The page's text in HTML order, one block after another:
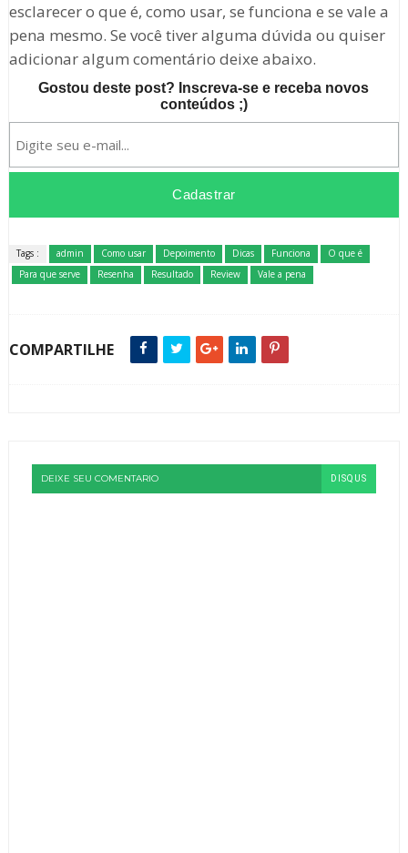
esclarecer o que é, como usar, se funciona e se vale a
pena mesmo. Se você tiver alguma dúvida ou quiser
adicionar algum comentário deixe abaixo.
Gostou deste post? Inscreva-se e receba novos
conteúdos ;)
Tags : admin Como usar Depoimento Dicas Funciona
O que é
Para que serve
Resenha Resultado Review Vale a pena
COMPARTILHE
DEIXE SEU COMENTARIO DISQUS